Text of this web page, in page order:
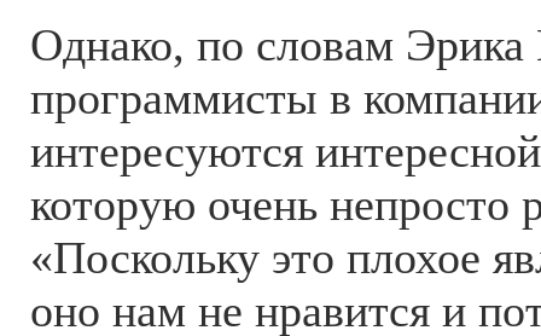
Однако, по словам
программисты в
интересуются
которую очень непросто
«Поскольку это плохое
оно нам не нравится и